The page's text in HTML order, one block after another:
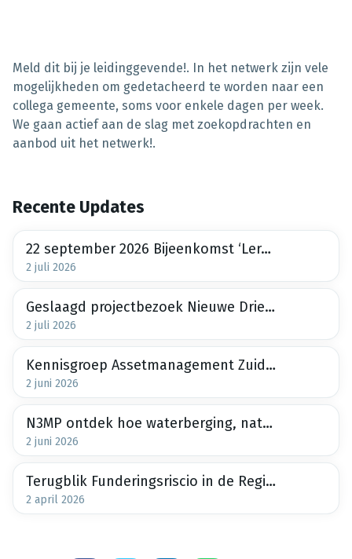
Meld dit bij je leidinggevende!. In het netwerk zijn vele
mogelijkheden om gedetacheerd te worden naar een
collega gemeente, soms voor enkele dagen per week.
We gaan actief aan de slag met zoekopdrachten en
aanbod uit het netwerk!.
Recente Updates
22 september 2026 Bijeenkomst ‘Lerend netwerk Bodemdalingbestendige Nieuwbouw maakt meter
2 juli 2026
Geslaagd projectbezoek Nieuwe Driemanspolder
2 juli 2026
Kennisgroep Assetmanagement Zuid-Holland, 2e bijeenkomst 30 juni 2026
2 juni 2026
N3MP ontdek hoe waterberging, natuur en recreatie samenkomen tijdens het projectbezoek op 24 juni
2 juni 2026
Terugblik Funderingsriscio in de Regio 26 maart 2026
2 april 2026